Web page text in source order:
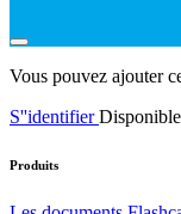
Vous pouvez ajouter
S''identifier
Produits